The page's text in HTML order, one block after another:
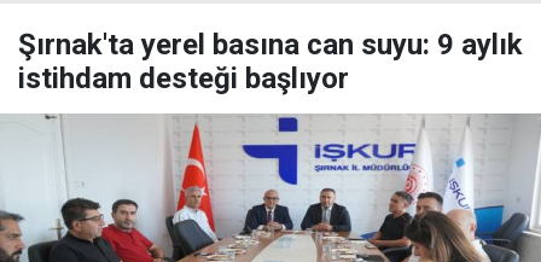
Şırnak'ta yerel basına can suyu: 9 aylık
istihdam desteği başlıyor